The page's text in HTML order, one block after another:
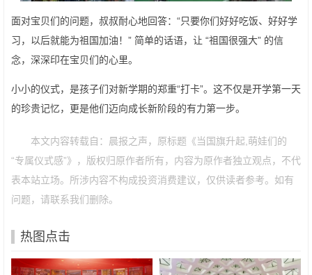
面对宝贝们的问题，叔叔耐心地回答：“只要你们好好吃饭、好好学
习，以后就能为祖国加油！” 简单的话语，让 “祖国很强大” 的信
念，深深印在宝贝们的心里。
小小的仪式，是孩子们对新学期的郑重“打卡”。这不仅是开学第一天
的珍贵记忆，更是他们迈向成长新阶段的有力第一步。
本文内容转载自：晨报之声，原标题《当国旗升起,萌娃们的
“专属仪式感”》，版权归原作者所有，内容为原作者独立观点，不代
表本站立场。所涉内容不构成投资消费建议，仅供读者参考。如有
问题，请联系我们删除。
热图点击